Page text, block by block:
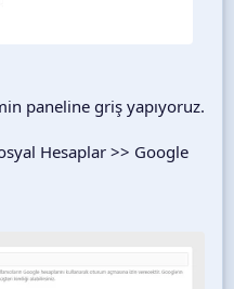
paneline griş yapıyoruz.
Hesaplar >> Google